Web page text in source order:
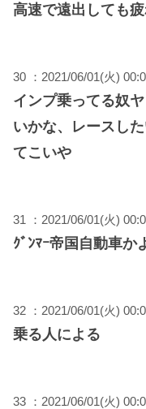
高速で遠出しても
30 ：2021/06/01(火)
インプ乗ってる奴
いかな、レースし
てこいや
31 ：2021/06/01(火)
ｸﾞﾝﾏｰ帝国自動車
32 ：2021/06/01(火)
乗る人による
33 ：2021/06/01(火)